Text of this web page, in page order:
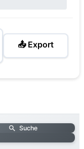
📤 Export
Suche